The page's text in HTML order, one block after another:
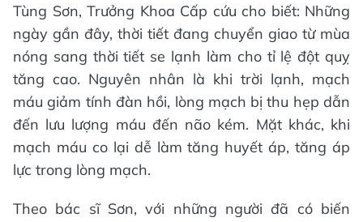
Tùng Sơn, Trưởng Khoa Cấp cứu cho biết: Những
ngày gần đây, thời tiết đang chuyển giao từ mùa
nóng sang thời tiết se lạnh làm cho tỉ lệ đột quỵ
tăng cao. Nguyên nhân là khi trời lạnh, mạch
máu giảm tính đàn hồi, lòng mạch bị thu hẹp dẫn
đến lưu lượng máu đến não kém. Mặt khác, khi
mạch máu co lại dễ làm tăng huyết áp, tăng áp
lực trong lòng mạch.
Theo bác sĩ Sơn, với những người đã có biến